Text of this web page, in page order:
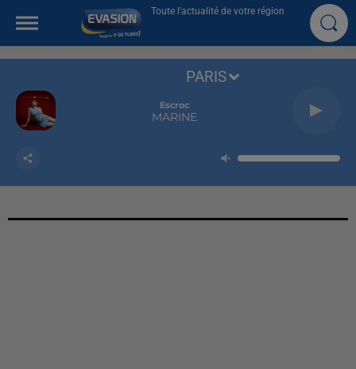
Toute l'actualité de votre région
Escroc
MARINE
PARIS